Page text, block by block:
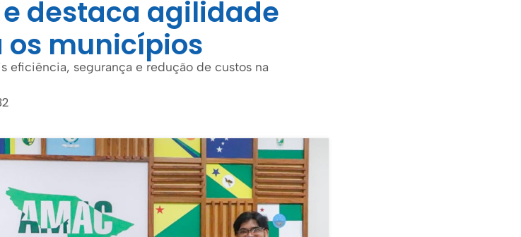
e destaca agilidade
os municípios
eficiência, segurança e redução de custos na